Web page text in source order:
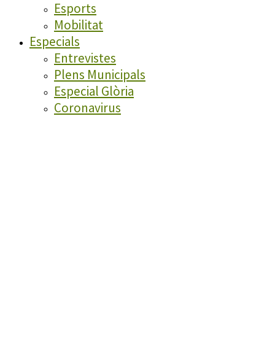
Esports
Mobilitat
Especials
Entrevistes
Plens Municipals
Especial Glòria
Coronavirus